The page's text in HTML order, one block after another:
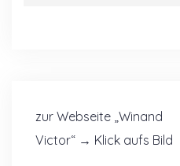
Beitragsnavigation
zur Webseite „Winand
Victor“ → Klick aufs Bild